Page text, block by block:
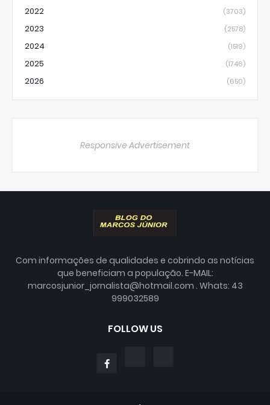
2022 (3703)
2023 (2578)
2024 (1519)
2025 (1746)
2026 (650)
Responsive Advertisement
Com informações de qualidades e cobrindo as notícias
que beneficiam a população. E-MAIL:
marcosjunior_jornalista@hotmail.com . Whats: 43
999032589
FOLLOW US